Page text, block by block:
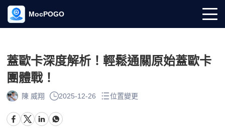
MocPOGO
蓋歐卡深度解析！輕鬆通關原始蓋歐卡
團體戰！
陳 威翔 2025-12-26 位置變更